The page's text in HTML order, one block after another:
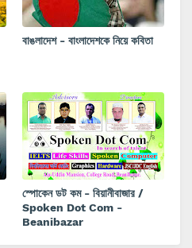
বাঙলাদেশ - বাংলাদেশকে নিয়ে কবিতা
স্পোকেন ডট কম - বিয়ানীবাজার /
Spoken Dot Com -
Beanibazar